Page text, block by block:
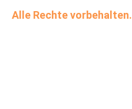
Alle Rechte vorbehalten.